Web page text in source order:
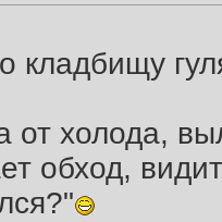
кладбищу
от холода,
обход,